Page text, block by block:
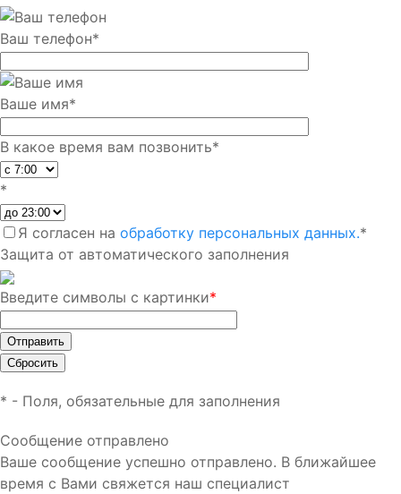
Ваш телефон*
Ваше имя*
В какое время вам позвонить*
*
Я согласен на обработку персональных данных.*
Защита от автоматического заполнения
Введите символы с картинки*
* - Поля, обязательные для заполнения
Сообщение отправлено
Ваше сообщение успешно отправлено. В ближайшее
время с Вами свяжется наш специалист